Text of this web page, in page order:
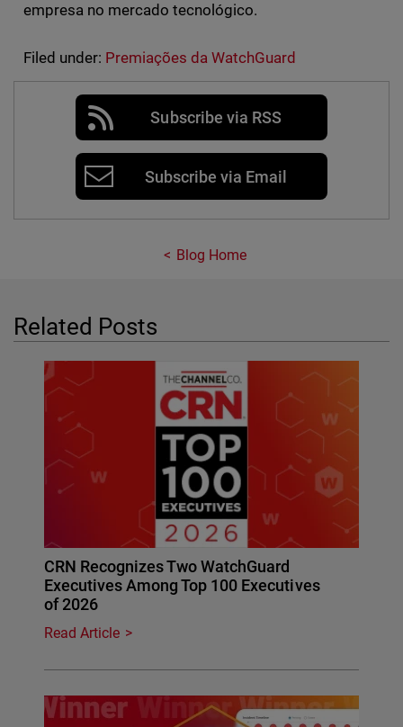
empresa no mercado tecnológico.
Filed under: Premiações da WatchGuard
Subscribe via RSS
Subscribe via Email
Blog Home
Related Posts
CRN Recognizes Two WatchGuard
Executives Among Top 100 Executives
of 2026
Read Article